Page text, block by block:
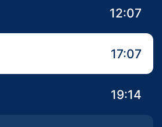
12:07
17:07
19:14